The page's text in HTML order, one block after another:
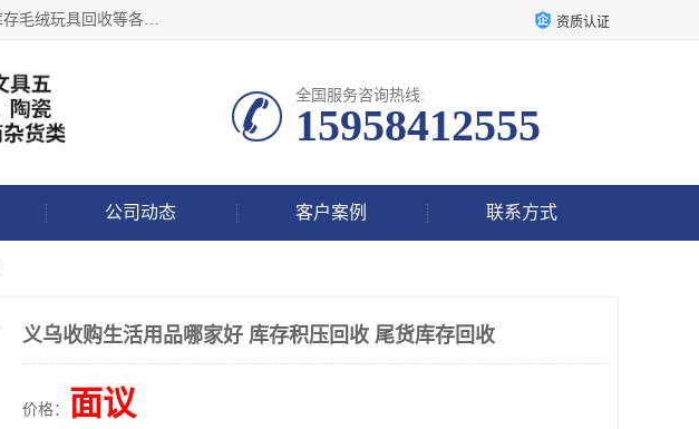
义乌永峰贸易商行长期从事:义乌库存回收、库存五金工具回收、库存杯子回收、尾货处理、尾货回收、库存毛绒玩具回收等各类产品库存回收，我们一直秉承：“，专业收购，价格从优，互惠互利，现金交易，价格公道”七大原则。欢迎有库存处理的老板来电洽谈! 资质认证
全国服务咨询热线:
15958412555
公司动态 客户案例 联系方式
义乌收购生活用品哪家好 库存积压回收 尾货库存回收
价格： 面议